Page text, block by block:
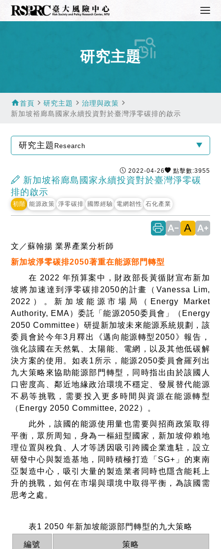
研究主題
home首頁 navigate_next研究主題 navigate_next治理與政策 navigate_next
新加坡裕廊島國家永續投資對於臺灣淨零碳排的啟示
研究主題 Research
2022-04-26 點擊數:3955
新加坡裕廊島國家永續投資對於臺灣淨零碳
排的啟示
初階 能源政策 淨零碳排 國際經驗 電網韌性 石化產業
text_decrease A text_increase
文／蘇翰揚 業界產業分析師
新加坡淨零碳排2050著重在能源部門轉型
在 2022 年預算案中，財政部長黃循財宣布新加
坡將加速達到淨零碳排2050的計畫（Vanessa Lim,
2022）。新加坡能源市場局（Energy Market
Authority, EMA）委託「能源2050委員會」（Energy
2050 Committee）研提新加坡未來能源系統規劃，該
委員會於今年3月釋出《邁向能源轉型2050》報告，
強化該國在天然氣、太陽能、電網，以及其他低碳解
決方案的使用。如表1所示，能源2050委員會羅列出
九大策略來協助能源部門轉型，同時指出由於該國人
口密度高、鄰近地緣政治環境不穩定、發展替代能源
不易等挑戰，需要投入更多時間與資源在能源轉型
（Energy 2050 Committee, 2022）。
此外，該國的能源使用量也需要與招商政策取得
平衡，眾所周知，身為一樞紐型國家，新加坡仰賴地
理位置與稅負、人才等誘因吸引跨國企業進駐，設立
研發中心與製造基地，同時積極打造「SG+」的東南
亞製造中心，吸引大量的製造業者同時也隱含能耗上
升的挑戰，如何在市場與環境中取得平衡，為該國需
思考之處。
表1 2050 年新加坡能源部門轉型的九大策略
編號 策略